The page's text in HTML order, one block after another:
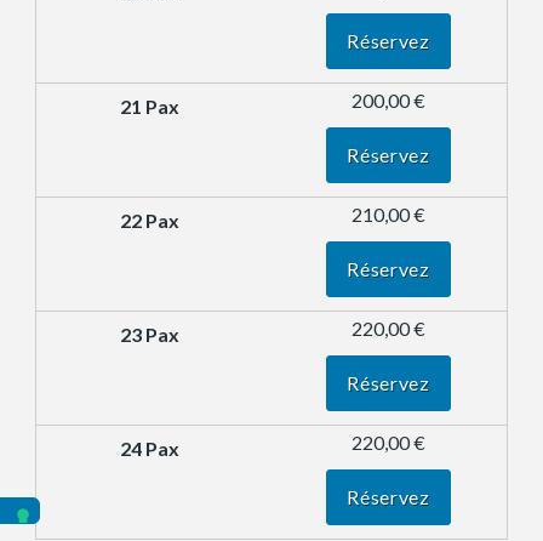
Réservez
200,00 €
Réservez
210,00 €
Réservez
220,00 €
Réservez
220,00 €
Réservez